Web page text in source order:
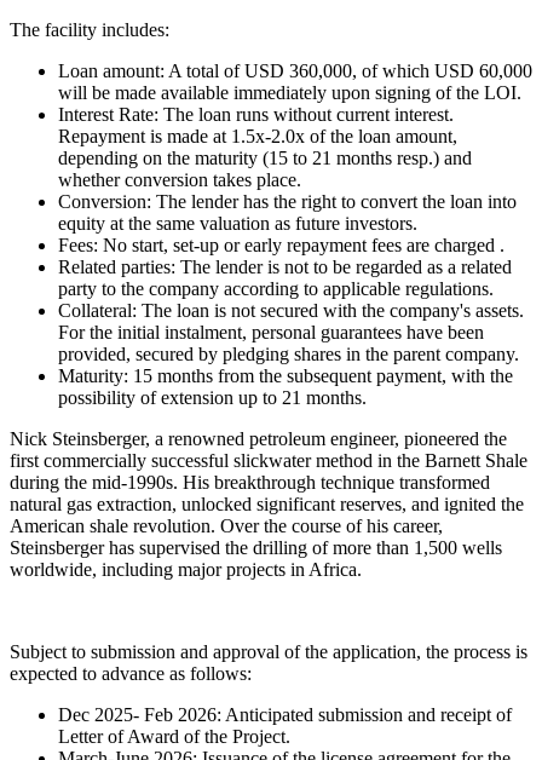
The facility includes:
Loan amount: A total of USD 360,000, of which USD 60,000
will be made available immediately upon signing of the LOI.
Interest Rate: The loan runs without current interest.
Repayment is made at 1.5x-2.0x of the loan amount,
depending on the maturity (15 to 21 months resp.) and
whether conversion takes place.
Conversion: The lender has the right to convert the loan into
equity at the same valuation as future investors.
Fees: No start, set-up or early repayment fees are charged .
Related parties: The lender is not to be regarded as a related
party to the company according to applicable regulations.
Collateral: The loan is not secured with the company's assets.
For the initial instalment, personal guarantees have been
provided, secured by pledging shares in the parent company.
Maturity: 15 months from the subsequent payment, with the
possibility of extension up to 21 months.
Nick Steinsberger, a renowned petroleum engineer, pioneered the
first commercially successful slickwater method in the Barnett Shale
during the mid-1990s. His breakthrough technique transformed
natural gas extraction, unlocked significant reserves, and ignited the
American shale revolution. Over the course of his career,
Steinsberger has supervised the drilling of more than 1,500 wells
worldwide, including major projects in Africa.
Subject to submission and approval of the application, the process is
expected to advance as follows:
Dec 2025- Feb 2026: Anticipated submission and receipt of
Letter of Award of the Project.